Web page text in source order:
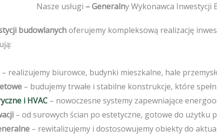
Nasze usługi – Generalny Wykonawca Inwestycji
budowlanychoferujemy kompleksową realizację
– realizujemy biurowce, budynki mieszkalne, hale
– budujemy trwałe i stabilne konstrukcje, które
i HVAC – nowoczesne systemy zapewniające
– od surowych ścian po estetyczne, gotowe do użytku
– rewitalizujemy i dostosowujemy obiekty do